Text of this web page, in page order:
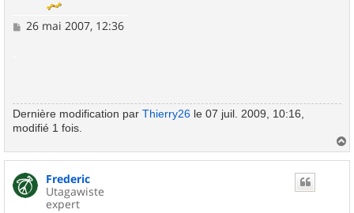
M
e
26 mai 2007, 12:36
Dernière modification par Thierry26 le 07 juil. 2009, 10:16,
modifié 1 fois.
a
Frederic
Utagawiste
expert